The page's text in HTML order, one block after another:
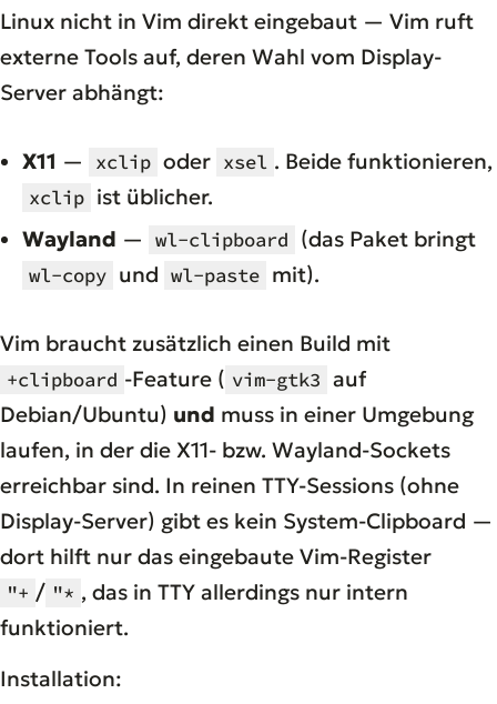
Linux nicht in Vim direkt eingebaut — Vim ruft
externe Tools auf, deren Wahl vom Display-
Server abhängt:
X11 — xclip oder xsel . Beide funktionieren,
xclip ist üblicher.
Wayland — wl-clipboard (das Paket bringt
wl-copy und wl-paste mit).
Vim braucht zusätzlich einen Build mit
+clipboard -Feature ( vim-gtk3 auf
Debian/Ubuntu) und muss in einer Umgebung
laufen, in der die X11- bzw. Wayland-Sockets
erreichbar sind. In reinen TTY-Sessions (ohne
Display-Server) gibt es kein System-Clipboard —
dort hilft nur das eingebaute Vim-Register
"+ / "* , das in TTY allerdings nur intern
funktioniert.
Installation: